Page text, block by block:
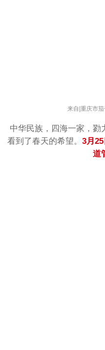
来自|重庆市
中华民族，四海一家，勠
看到了春天的希望。 3月
道